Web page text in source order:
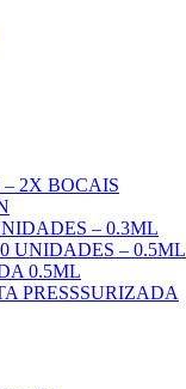
– 2X BOCAIS
– 0.3ML
UNIDADES – 0.5ML
0.5ML
PRESSSURIZADA